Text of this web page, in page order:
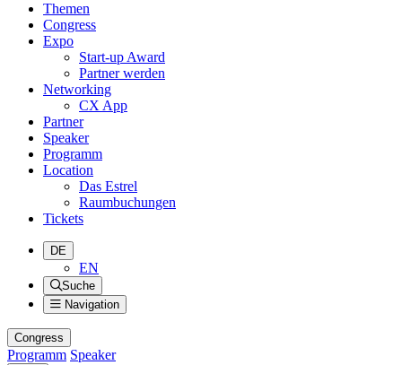
Themen
Congress
Expo
Start-up Award
Partner werden
Networking
CX App
Partner
Speaker
Programm
Location
Das Estrel
Raumbuchungen
Tickets
DE
EN
Suche
Navigation
Congress
Programm Speaker